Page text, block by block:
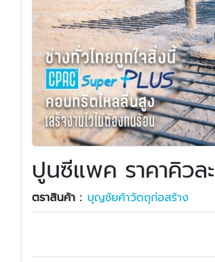
ปูนซีแพค ราคาคิวละ
ตราสินค้า : บุญชัยค้าวัตถุก่อสร้าง